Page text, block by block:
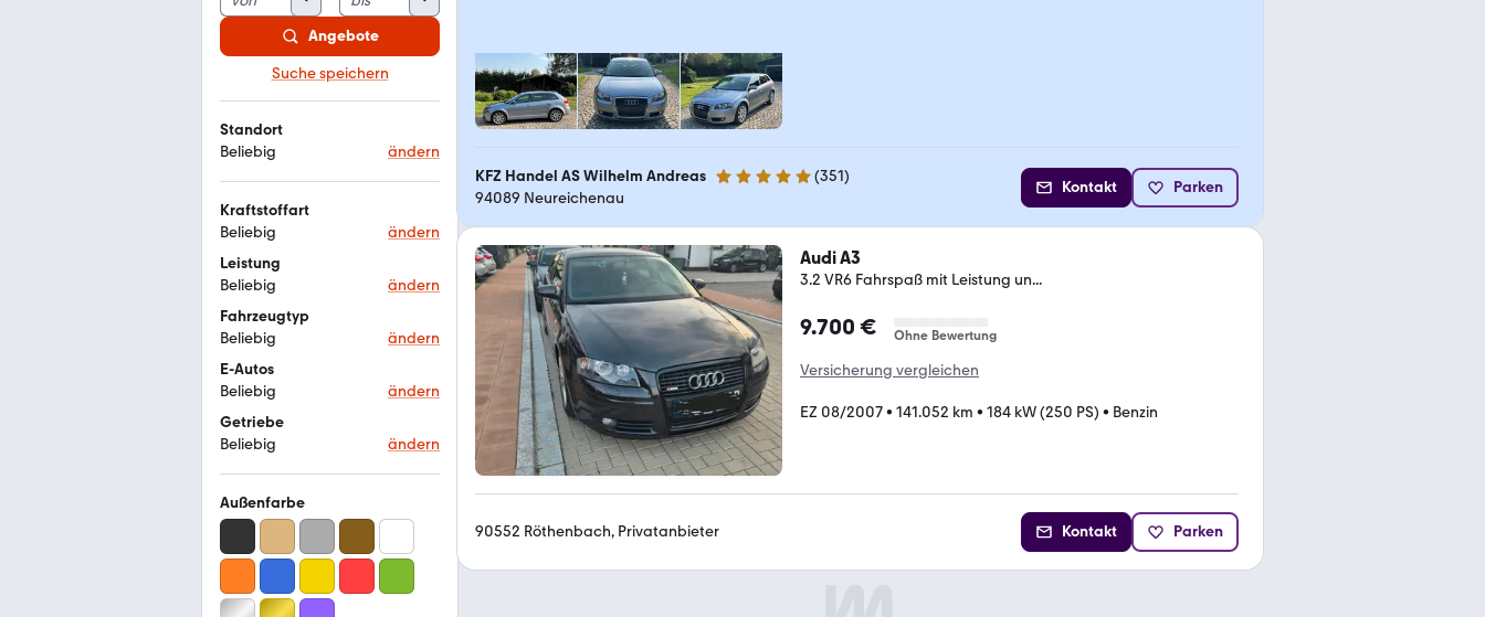
Angebote
Suche speichern
Standort
Beliebig
ändern
Kraftstoffart
Beliebig
ändern
Leistung
Beliebig
ändern
Fahrzeugtyp
Beliebig
ändern
E-Autos
Beliebig
ändern
Getriebe
Beliebig
ändern
Außenfarbe
KFZ Handel AS Wilhelm Andreas 5 Sterne (351)
94089 Neureichenau
Kontakt Parken
Audi A3
3.2 VR6 Fahrspaß mit Leistung un...
9.700 € Ohne Bewertung
Versicherung vergleichen
EZ 08/2007• 141.052 km • 184 kW (250 PS) • Benzin
90552 Röthenbach, Privatanbieter Kontakt Parken